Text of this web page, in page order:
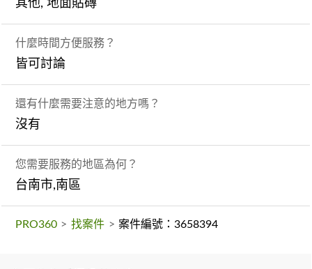
其他, 地面貼磚
什麼時間方便服務？
皆可討論
還有什麼需要注意的地方嗎？
沒有
您需要服務的地區為何？
台南市,南區
PRO360 > 找案件 > 案件編號：3658394